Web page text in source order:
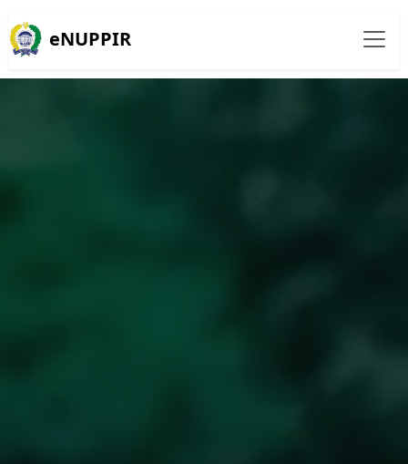
eNUPPIR